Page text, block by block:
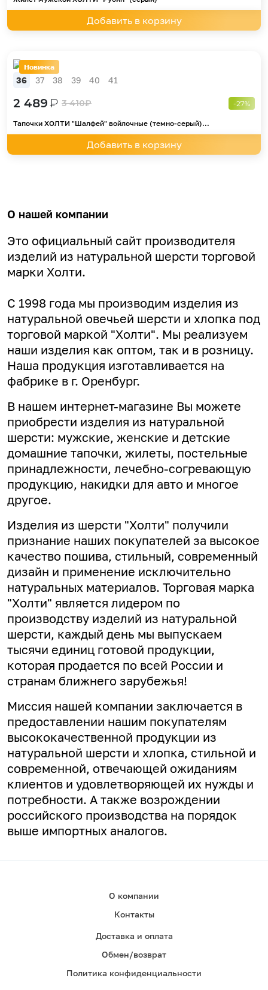
Добавить в корзину
Новинка
36 37 38 39 40 41
2 489₽ 3 410₽ -27%
Тапочки ХОЛТИ "Шалфей" войлочные (темно-серый)...
Добавить в корзину
О нашей компании
Это официальный сайт производителя
изделий из натуральной шерсти торговой
марки Холти.
С 1998 года мы производим изделия из
натуральной овечьей шерсти и хлопка под
торговой маркой "Холти". Мы реализуем
наши изделия как оптом, так и в розницу.
Наша продукция изготавливается на
фабрике в г. Оренбург.
В нашем интернет-магазине Вы можете
приобрести изделия из натуральной
шерсти: мужские, женские и детские
домашние тапочки, жилеты, постельные
принадлежности, лечебно-согревающую
продукцию, накидки для авто и многое
другое.
Изделия из шерсти "Холти" получили
признание наших покупателей за высокое
качество пошива, стильный, современный
дизайн и применение исключительно
натуральных материалов. Торговая марка
"Холти" является лидером по
производству изделий из натуральной
шерсти, каждый день мы выпускаем
тысячи единиц готовой продукции,
которая продается по всей России и
странам ближнего зарубежья!
Миссия нашей компании заключается в
предоставлении нашим покупателям
высококачественной продукции из
натуральной шерсти и хлопка, стильной и
современной, отвечающей ожиданиям
клиентов и удовлетворяющей их нужды и
потребности. А также возрождении
российского производства на порядок
выше импортных аналогов.
О компании
Контакты
Доставка и оплата
Обмен/возврат
Политика конфиденциальности